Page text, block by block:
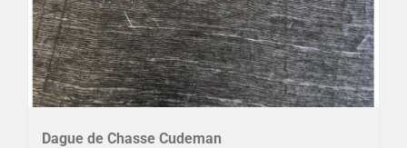
Dague de Chasse Cudeman